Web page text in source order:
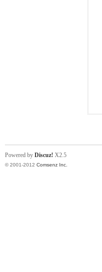
Powered by Discuz! X2.5
© 2001-2012 Comsenz Inc.